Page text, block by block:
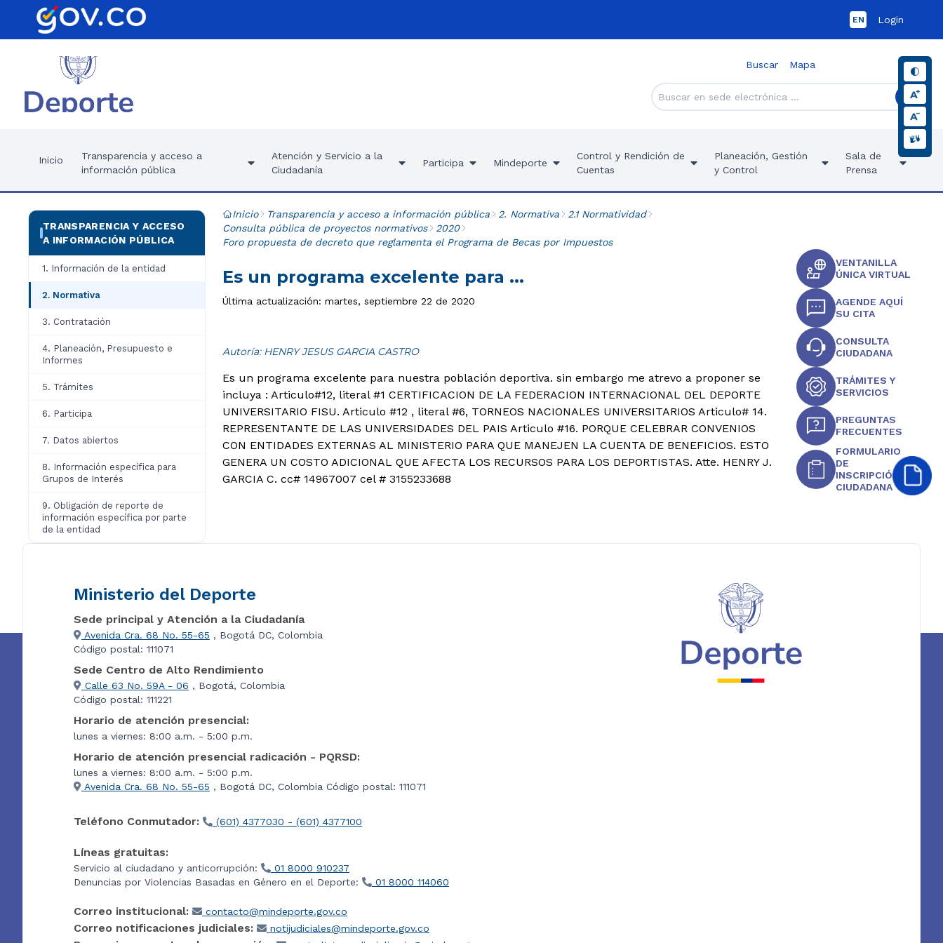
EN Login
Buscar Mapa
Inicio
Transparencia y acceso a
información pública
Atención y Servicio a la
Ciudadanía
Participa Mindeporte
Control y Rendición de
Cuentas
Planeación, Gestión
y Control
Sala de
Prensa
TRANSPARENCIA Y ACCESO
A INFORMACIÓN PÚBLICA
1. Información de la entidad
2. Normativa
3. Contratación
4. Planeación, Presupuesto e
Informes
5. Trámites
6. Participa
7. Datos abiertos
8. Información específica para
Grupos de Interés
9. Obligación de reporte de
información específica por parte
de la entidad
Inicio Transparencia y acceso a información pública 2. Normativa
2.1 Normatividad
Consulta pública de proyectos normativos
2020
Foro propuesta de decreto que reglamenta el Programa de Becas por Impuestos
Es un programa excelente para ...
Última actualización: martes, septiembre 22 de 2020
Autoría: HENRY JESUS GARCIA CASTRO
Es un programa excelente para nuestra población deportiva. sin embargo me atrevo a proponer se
incluya : Articulo#12, literal #1 CERTIFICACION DE LA FEDERACION INTERNACIONAL DEL DEPORTE
UNIVERSITARIO FISU. Articulo #12 , literal #6, TORNEOS NACIONALES UNIVERSITARIOS Articulo# 14.
REPRESENTANTE DE LAS UNIVERSIDADES DEL PAIS Articulo #16. PORQUE CELEBRAR CONVENIOS
CON ENTIDADES EXTERNAS AL MINISTERIO PARA QUE MANEJEN LA CUENTA DE BENEFICIOS. ESTO
GENERA UN COSTO ADICIONAL QUE AFECTA LOS RECURSOS PARA LOS DEPORTISTAS. Atte. HENRY J.
GARCIA C. cc# 14967007 cel # 3155233688
VENTANILLA
ÚNICA VIRTUAL
AGENDE AQUÍ
SU CITA
CONSULTA
CIUDADANA
TRÁMITES Y
SERVICIOS
PREGUNTAS
FRECUENTES
FORMULARIO
DE
INSCRIPCIÓN
CIUDADANA
Ministerio del Deporte
Sede principal y Atención a la Ciudadanía
Avenida Cra. 68 No. 55-65 , Bogotá DC, Colombia
Código postal: 111071
Sede Centro de Alto Rendimiento
Calle 63 No. 59A - 06 , Bogotá, Colombia
Código postal: 111221
Horario de atención presencial:
lunes a viernes: 8:00 a.m. - 5:00 p.m.
Horario de atención presencial radicación - PQRSD:
lunes a viernes: 8:00 a.m. - 5:00 p.m.
Avenida Cra. 68 No. 55-65 , Bogotá DC, Colombia Código postal: 111071
Teléfono Conmutador: (601) 4377030 - (601) 4377100
Líneas gratuitas:
Servicio al ciudadano y anticorrupción:
01 8000 910237
Denuncias por Violencias Basadas en Género en el Deporte:
01 8000 114060
Correo institucional: contacto@mindeporte.gov.co
Correo notificaciones judiciales: notijudiciales@mindeporte.gov.co